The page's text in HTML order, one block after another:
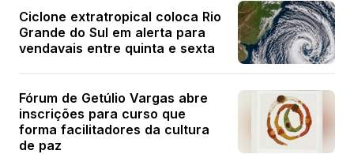
Ciclone extratropical coloca Rio
Grande do Sul em alerta para
vendavais entre quinta e sexta
Fórum de Getúlio Vargas abre
inscrições para curso que
forma facilitadores da cultura
de paz